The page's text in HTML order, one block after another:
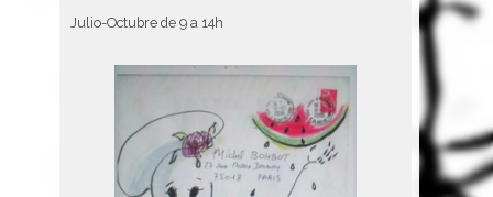
Julio-Octubre de 9 a 14h